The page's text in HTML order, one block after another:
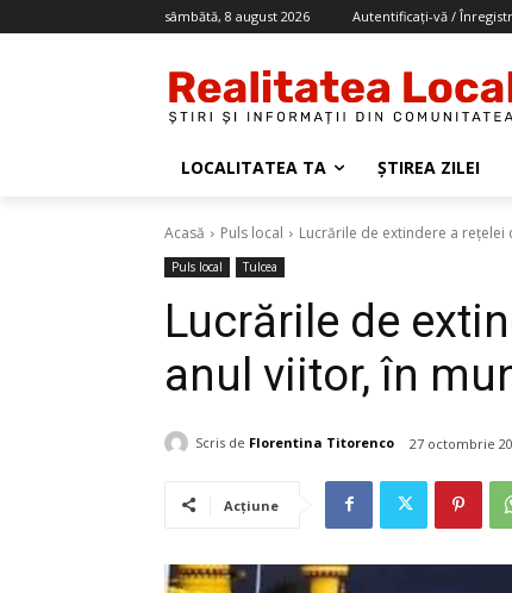
sâmbătă, 8 august 2026 Autentificați-vă /
LOCALITATEA TA ȘTIREA ZILEI
Acasă Puls local Lucrările de extindere a rețelei
Puls local Tulcea
Lucrările de
anul viitor, în
Scris de Florentina Titorenco 27 octombrie
Acțiune